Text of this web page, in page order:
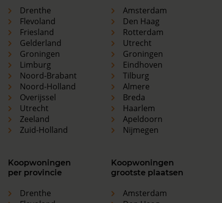
Drenthe
Flevoland
Friesland
Gelderland
Groningen
Limburg
Noord-Brabant
Noord-Holland
Overijssel
Utrecht
Zeeland
Zuid-Holland
Amsterdam
Den Haag
Rotterdam
Utrecht
Groningen
Eindhoven
Tilburg
Almere
Breda
Haarlem
Apeldoorn
Nijmegen
Koopwoningen
per provincie
Drenthe
Koopwoningen
grootste plaatsen
Amsterdam